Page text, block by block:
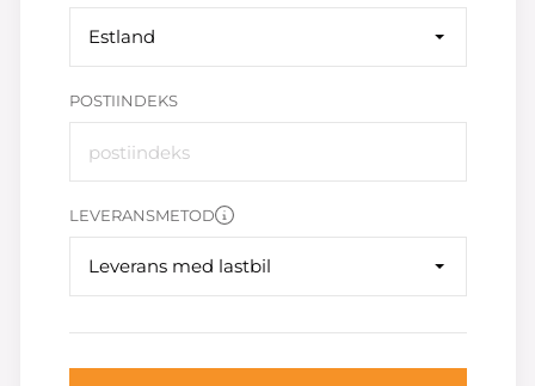
Estland
POSTIINDEKS
LEVERANSMETOD
Leverans med lastbil